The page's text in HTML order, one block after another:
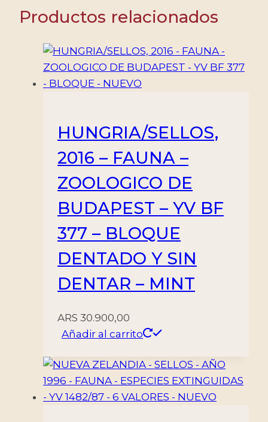
FAUNA
1197/1200
HOJITAS
cantidad
Productos relacionados
HUNGRIA/SELLOS,
2016 – FAUNA –
ZOOLOGICO DE
BUDAPEST – YV BF
377 – BLOQUE
DENTADO Y SIN
DENTAR – MINT
ARS 30.900,00
Añadir al carrito